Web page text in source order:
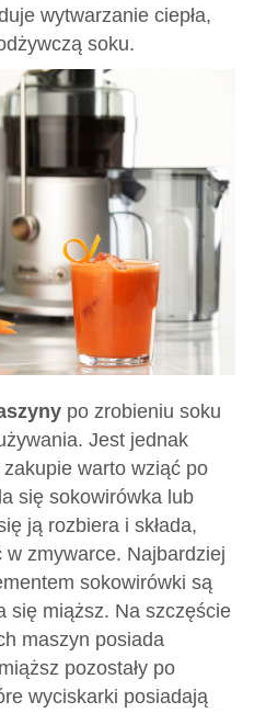
wytwarzanie ciepła,
soku.
po zrobieniu soku
Jest jednak
warto wziąć po
się sokowirówka lub
ją rozbiera i składa,
zmywarce. Najbardziej
sokowirówki są
się miąższ. Na szczęście
maszyn posiada
pozostały po
wyciskarki posiadają